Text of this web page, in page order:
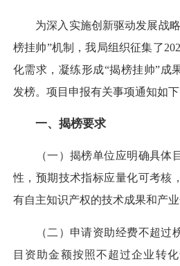
为深入实施创新驱动发展战略
榜挂帅”机制，我局组织征集了
化需求，凝练形成“揭榜挂帅”成
发榜。项目申报有关事项通知如下
一、揭榜要求
（一）揭榜单位应明确具体
性，预期技术指标应量化可考核
有自主知识产权的技术成果和产业
（二）申请资助经费不超过
目资助金额按照不超过企业转